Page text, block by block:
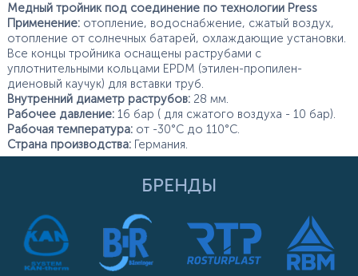
Медный тройник под соединение по технологии Press
Применение: отопление, водоснабжение, сжатый воздух,
отопление от солнечных батарей, охлаждающие установки.
Все концы тройника оснащены раструбами с
уплотнительными кольцами EPDM (этилен-пропилен-
диеновый каучук) для вставки труб.
Внутренний диаметр раструбов:28 мм.
Рабочее давление: 16 бар ( для сжатого воздуха - 10 бар).
Рабочая температура: от -30°С до 110°С.
Страна производства: Германия.
БРЕНДЫ